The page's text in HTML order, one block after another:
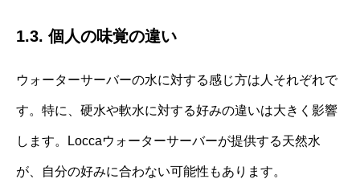
1.3. 個人の味覚の違い
ウォーターサーバーの水に対する感じ方は人それぞれで
す。特に、硬水や軟水に対する好みの違いは大きく影響
します。Loccaウォーターサーバーが提供する天然水
が、自分の好みに合わない可能性もあります。